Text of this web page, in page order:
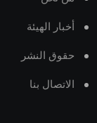
أخبار الهيئة
حقوق النشر
الاتصال بنا